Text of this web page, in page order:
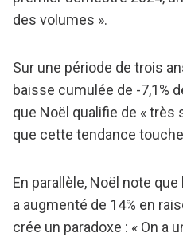
des volumes ».
Sur une période de trois
baisse cumulée de -7,1%
que Noël qualifie de «
que cette tendance
En parallèle, Noël note
a augmenté de 14% en
crée un paradoxe : « On a